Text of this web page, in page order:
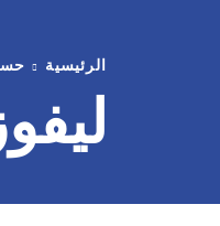
الرئيسية